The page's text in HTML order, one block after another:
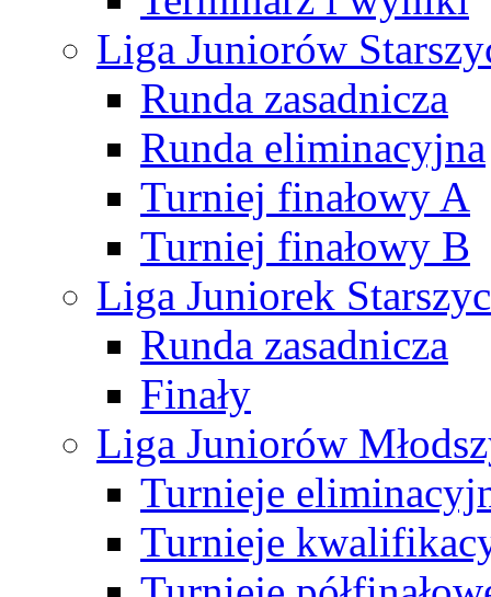
Liga Juniorów
Runda zasadnicza
Runda eliminacyjna
Turniej finałowy A
Turniej finałowy B
Liga Juniorek
Runda zasadnicza
Finały
Liga Juniorów
Turnieje
Turnieje